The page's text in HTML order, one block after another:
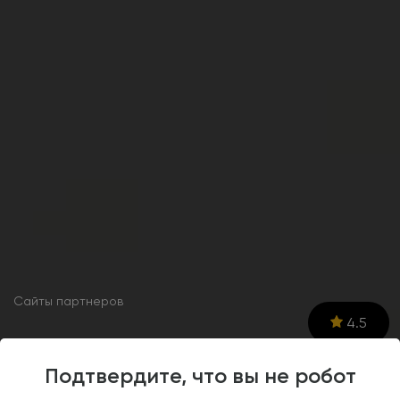
Подтвердите, что вы не робот
Сайты партнеров
Разработка сайта для
4.5